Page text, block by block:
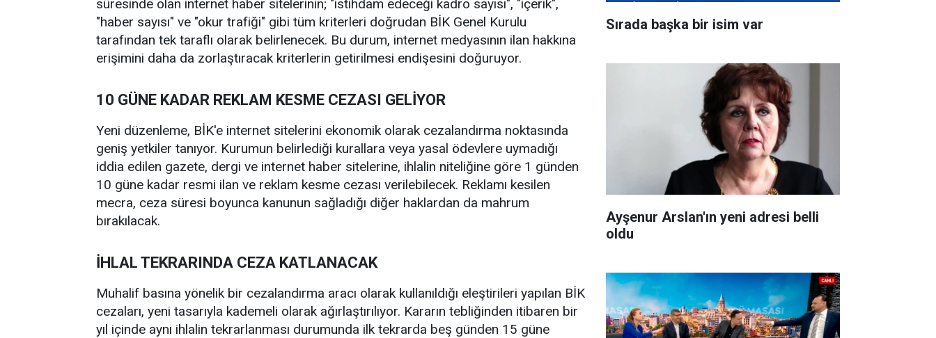
süresinde olan internet haber sitelerinin; "istihdam edeceği kadro sayısı", "içerik",
"haber sayısı" ve "okur trafiği" gibi tüm kriterleri doğrudan BİK Genel Kurulu
tarafından tek taraflı olarak belirlenecek. Bu durum, internet medyasının ilan hakkına
erişimini daha da zorlaştıracak kriterlerin getirilmesi endişesini doğuruyor.
10 GÜNE KADAR REKLAM KESME CEZASI GELİYOR
Yeni düzenleme, BİK'e internet sitelerini ekonomik olarak cezalandırma noktasında
geniş yetkiler tanıyor. Kurumun belirlediği kurallara veya yasal ödevlere uymadığı
iddia edilen gazete, dergi ve internet haber sitelerine, ihlalin niteliğine göre 1 günden
10 güne kadar resmi ilan ve reklam kesme cezası verilebilecek. Reklamı kesilen
mecra, ceza süresi boyunca kanunun sağladığı diğer haklardan da mahrum
bırakılacak.
İHLAL TEKRARINDA CEZA KATLANACAK
Muhalif basına yönelik bir cezalandırma aracı olarak kullanıldığı eleştirileri yapılan BİK
cezaları, yeni tasarıyla kademeli olarak ağırlaştırılıyor. Kararın tebliğinden itibaren bir
yıl içinde aynı ihlalin tekrarlanması durumunda ilk tekrarda beş günden 15 güne
Sırada başka bir isim var
Ayşenur Arslan'ın yeni adresi belli
oldu